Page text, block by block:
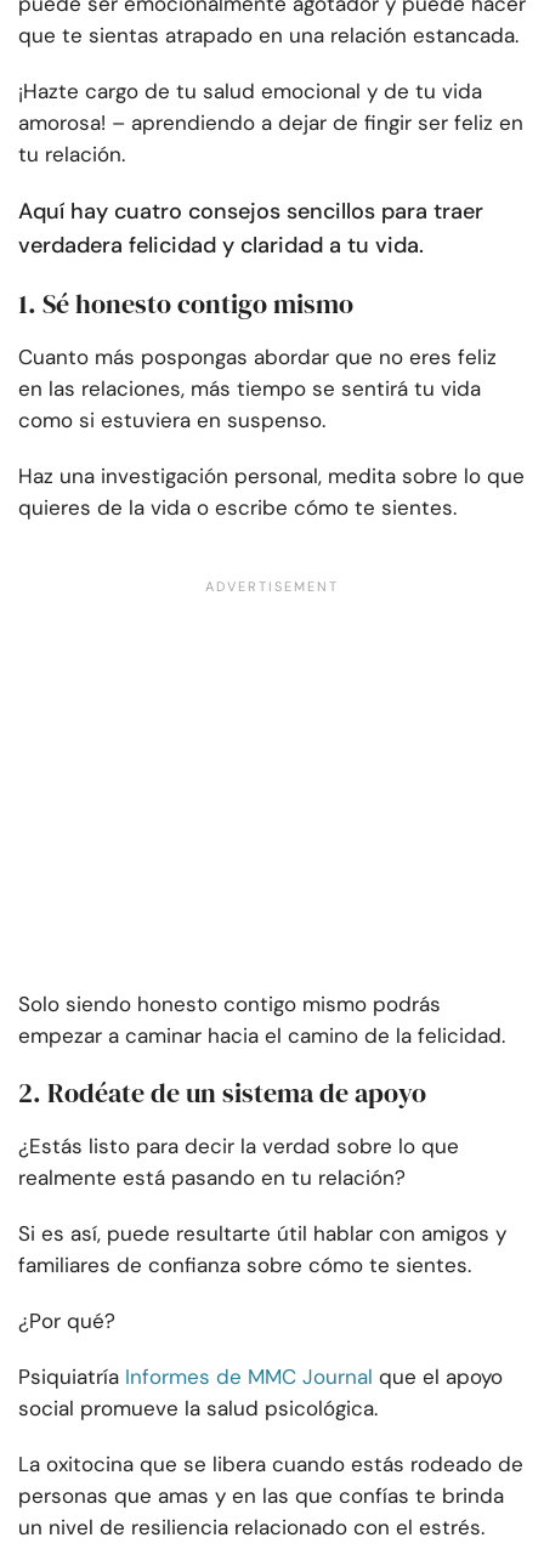
que te sientas atrapado en una relación estancada.
¡Hazte cargo de tu salud emocional y de tu vida
amorosa! – aprendiendo a dejar de fingir ser feliz en
tu relación.
Aquí hay cuatro consejos sencillos para traer
verdadera felicidad y claridad a tu vida.
1. Sé honesto contigo mismo
Cuanto más pospongas abordar que no eres feliz
en las relaciones, más tiempo se sentirá tu vida
como si estuviera en suspenso.
Haz una investigación personal, medita sobre lo que
quieres de la vida o escribe cómo te sientes.
Solo siendo honesto contigo mismo podrás
empezar a caminar hacia el camino de la felicidad.
2. Rodéate de un sistema de apoyo
¿Estás listo para decir la verdad sobre lo que
realmente está pasando en tu relación?
Si es así, puede resultarte útil hablar con amigos y
familiares de confianza sobre cómo te sientes.
¿Por qué?
Psiquiatría Informes de MMC Journal que el apoyo
social promueve la salud psicológica.
La oxitocina que se libera cuando estás rodeado de
personas que amas y en las que confías te brinda
un nivel de resiliencia relacionado con el estrés.